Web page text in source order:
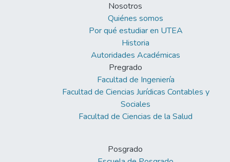
Nosotros
Quiénes somos
Por qué estudiar en UTEA
Historia
Autoridades Académicas
Pregrado
Facultad de Ingeniería
Facultad de Ciencias Jurídicas Contables y
Sociales
Facultad de Ciencias de la Salud
Posgrado